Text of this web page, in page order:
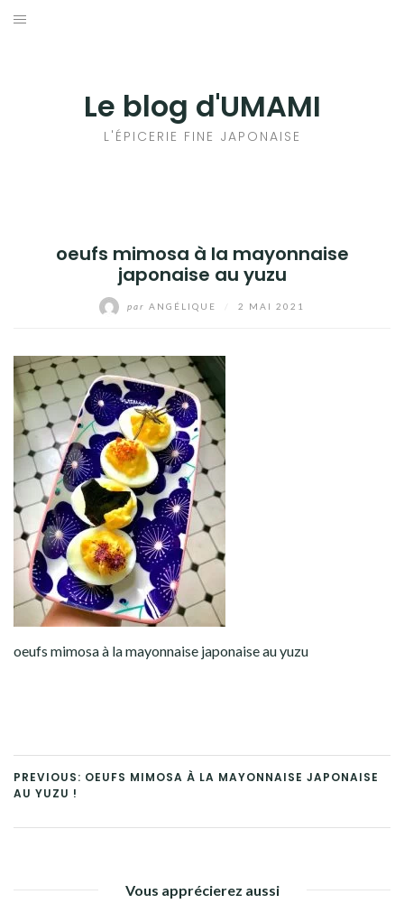
Aller
Le blog d'UMAMI
L'ÉPICERIE FINE JAPONAISE
oeufs mimosa à la mayonnaise
japonaise au yuzu
par ANGÉLIQUE 2 MAI 2021
oeufs mimosa à la mayonnaise japonaise au yuzu
PREVIOUS: OEUFS MIMOSA À LA MAYONNAISE JAPONAISE
AU YUZU !
Vous apprécierez aussi